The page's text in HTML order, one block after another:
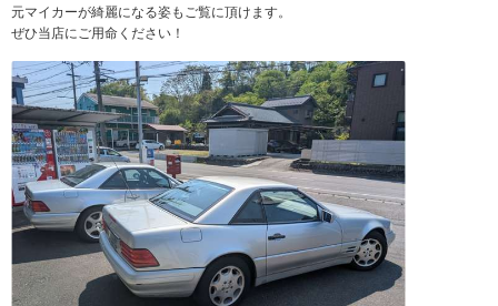
元マイカーが綺麗になる姿もご覧に頂けます。
ぜひ当店にご用命ください！